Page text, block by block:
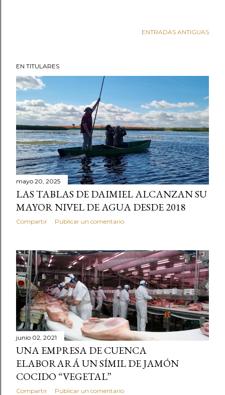
ENTRADAS ANTIGUAS
EN TITULARES
mayo 20, 2025
LAS TABLAS DE DAIMIEL ALCANZAN SU
MAYOR NIVEL DE AGUA DESDE 2018
Compartir Publicar un comentario
junio 02, 2021
UNA EMPRESA DE CUENCA
ELABORARÁ UN SÍMIL DE JAMÓN
COCIDO “VEGETAL”
Compartir Publicar un comentario